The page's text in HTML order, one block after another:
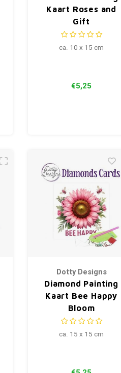
Kaart Roses and
Gift
ca. 10 x 15 cm
€5,25
Dotty Designs
Diamond Painting
Kaart Bee Happy
Bloom
ca. 15 x 15 cm